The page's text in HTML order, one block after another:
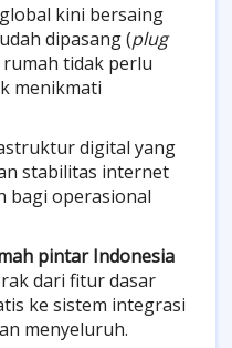
kini bersaing
dipasang (plug
tidak perlu
menikmati
digital yang
stabilitas internet
bagi operasional
pintar Indonesia
dari fitur dasar
ke sistem integrasi
menyeluruh.